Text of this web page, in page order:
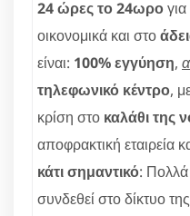
24 ώρες το 24ωρο
οικονομικά και στο
είναι: 100% εγγύηση,
τηλεφωνικό κέντρο,
κρίση στο καλάθι της
αποφρακτική εταιρεία
κάτι σημαντικό: Πολλά
συνδεθεί στο δίκτυο